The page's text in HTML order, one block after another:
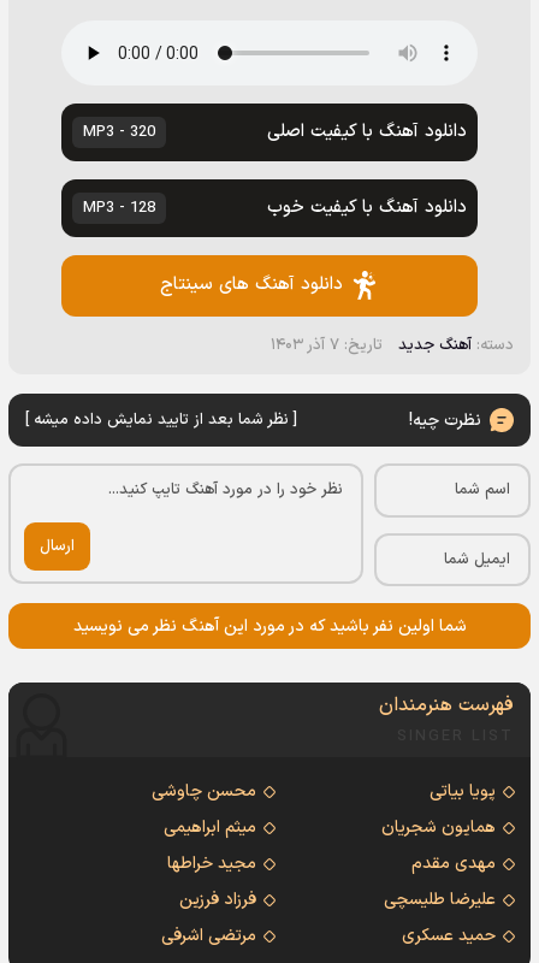
دانلود آهنگ با کیفیت اصلی 320 - MP3
دانلود آهنگ با کیفیت خوب 128 - MP3
دانلود آهنگ های سینتاج
دسته: آهنگ جدید تاریخ: ۷ آذر ۱۴۰۳
نظرت چیه! [ نظر شما بعد از تایید نمایش داده میشه ]
ارسال
شما اولین نفر باشید که در مورد این آهنگ نظر می نویسید
فهرست هنرمندان
پویا بیاتی
محسن چاوشی
همایون شجریان
میثم ابراهیمی
مهدی مقدم
مجید خراطها
علیرضا طلیسچی
فرزاد فرزین
حمید عسکری
مرتضی اشرفی